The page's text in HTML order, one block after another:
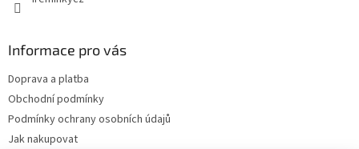
Informace pro vás
Doprava a platba
Obchodní podmínky
Podmínky ochrany osobních údajů
Jak nakupovat